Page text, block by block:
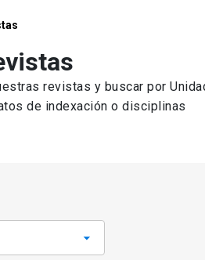
revistas y buscar por
de indexación o disciplinas